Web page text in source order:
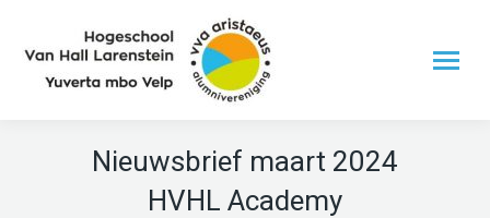
Nieuwsbrief maart 2024
HVHL Academy